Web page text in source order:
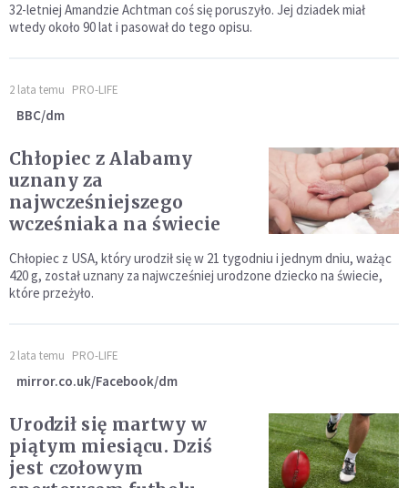
32-letniej Amandzie Achtman coś się poruszyło. Jej dziadek miał
wtedy około 90 lat i pasował do tego opisu.
2 lata temu PRO-LIFE
BBC/dm
Chłopiec z Alabamy
uznany za
najwcześniejszego
wcześniaka na świecie
Chłopiec z USA, który urodził się w 21 tygodniu i jednym dniu, ważąc
420 g, został uznany za najwcześniej urodzone dziecko na świecie,
które przeżyło.
2 lata temu PRO-LIFE
mirror.co.uk/Facebook/dm
Urodził się martwy w
piątym miesiącu. Dziś
jest czołowym